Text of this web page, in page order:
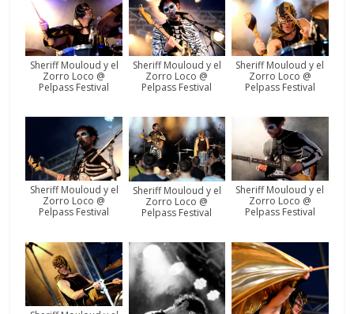
Sheriff Mouloud y el
Zorro Loco @
Pelpass Festival
Sheriff Mouloud y el
Zorro Loco @
Pelpass Festival
Sheriff Mouloud y el
Zorro Loco @
Pelpass Festival
Sheriff Mouloud y el
Zorro Loco @
Pelpass Festival
Sheriff Mouloud y el
Zorro Loco @
Pelpass Festival
Sheriff Mouloud y el
Zorro Loco @
Pelpass Festival